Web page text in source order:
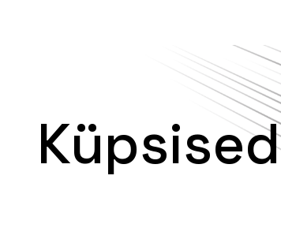
Küpsised